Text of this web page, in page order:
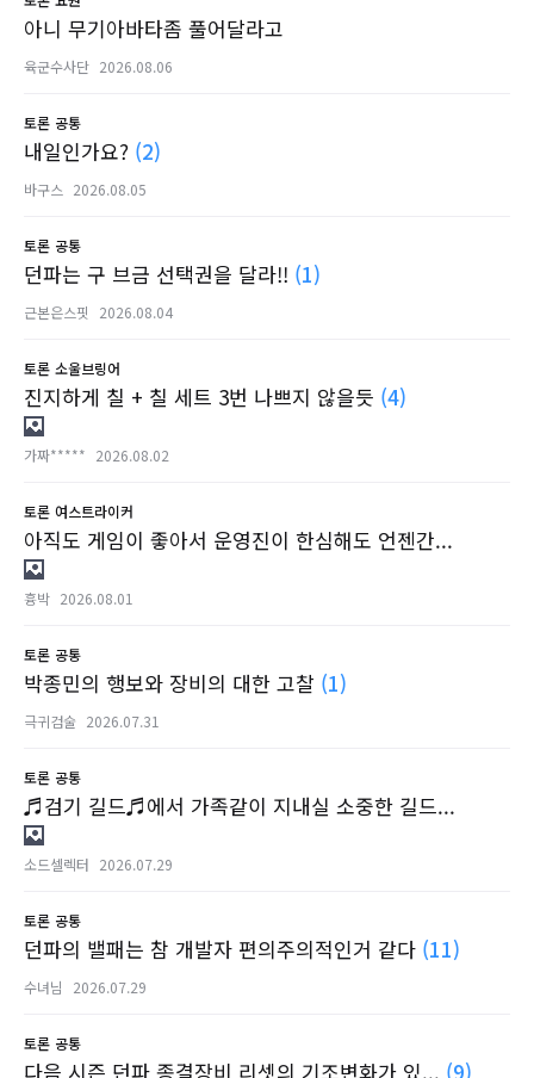
아니 무기아바타좀 풀어달라고
육군수사단 2026.08.06
토론 공통
내일인가요? (2)
바구스 2026.08.05
토론 공통
던파는 구 브금 선택권을 달라!! (1)
근본은스핏 2026.08.04
토론 소울브링어
진지하게 칠 + 칠 세트 3번 나쁘지 않을듯 (4)
가짜***** 2026.08.02
토론 여스트라이커
아직도 게임이 좋아서 운영진이 한심해도 언젠간...
흉박 2026.08.01
토론 공통
박종민의 행보와 장비의 대한 고찰 (1)
극귀검술 2026.07.31
토론 공통
♬검기 길드♬에서 가족같이 지내실 소중한 길드...
소드셀렉터 2026.07.29
토론 공통
던파의 밸패는 참 개발자 편의주의적인거 같다 (11)
수녀님 2026.07.29
토론 공통
다음 시즌 던파 종결장비 리셋의 기조변화가 있... (9)